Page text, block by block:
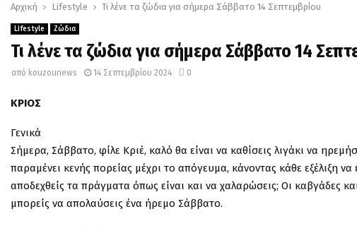
Αρχική Lifestyle Τι λένε τα ζώδια για σήμερα Σάββατο 14 Σεπτεμβρίου
Lifestyle Ζώδια
Τι λένε τα ζώδια για σήμερα Σάββατο 14
από kouzounews 14 Σεπτεμβρίου 2024 0
ΚΡΙΟΣ
Γενικά
Σήμερα, Σάββατο, φίλε Κριέ, καλό θα είναι να καθίσεις λιγάκι να
παραμένει κενής πορείας μέχρι το απόγευμα, κάνοντας κάθε εξέλιξη να
αποδεχθείς τα πράγματα όπως είναι και να χαλαρώσεις; Οι καβγάδες
μπορείς να απολαύσεις ένα ήρεμο Σάββατο.